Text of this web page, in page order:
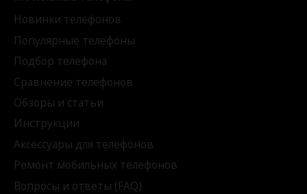
Новинки телефонов
Популярные телефоны
Подбор телефона
Сравнение телефонов
Обзоры и статьи
Инструкции
Аксессуары для телефонов
Ремонт мобильных телефонов
Вопросы и ответы (FAQ)